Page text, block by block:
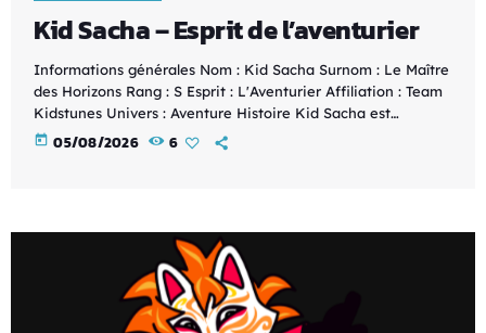
Kid Sacha – Esprit de l’aventurier
Informations générales Nom : Kid Sacha Surnom : Le Maître
des Horizons Rang : S Esprit : L'Aventurier Affiliation : Team
Kidstunes Univers : Aventure Histoire Kid Sacha est
l'explorateur légendaire de la Team Kidstunes. Guidé par
l'Esprit de l'Aventurier, il traverse les continents, les océans
today 05/08/2026 6